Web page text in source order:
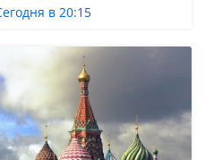
в 20:15